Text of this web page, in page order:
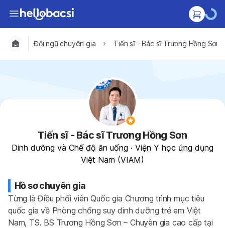
Đội ngũ chuyên gia Tiến sĩ - Bác sĩ Trương Hồng Sơn
Tiến sĩ - Bác sĩ Trương Hồng Sơn
Dinh dưỡng và Chế độ ăn uống · Viện Y học ứng dụng
Việt Nam (VIAM)
Hồ sơ chuyên gia
Từng là Điều phối viên Quốc gia Chương trình mục tiêu
quốc gia về Phòng chống suy dinh dưỡng trẻ em Việt
Nam, TS. BS Trương Hồng Sơn – Chuyên gia cao cấp tại